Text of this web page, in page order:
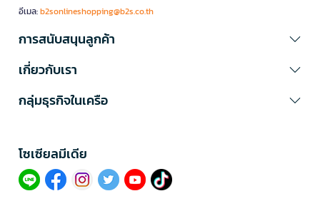
ดินสอ-ปากกา-เขียนแบบใช้สำหรับร่างภาพ วาดเส้น และสเก็ตช์ราย
ไปจนถึง B สำหรับเส้นเข้มและนุ่ม
4. จานสี - จัดระเบียบและผสมสี
และสะดวกในการใช้งาน มีหลายขนาดให้เลือกตามความต้องการ
สมสำหรับการวาด มีทั้งแบบตั้งโต๊ะและแบบตั้งพื้น
6. กระดาษการ์ด - สำหรับงานพิเศษ
อีเมล:b2sonlineshopping@b2s.co.th
การสนับสนุนลูกค้า
เกี่ยวกับเรา
กลุ่มธุรกิจในเครือ
โซเซียลมีเดีย​